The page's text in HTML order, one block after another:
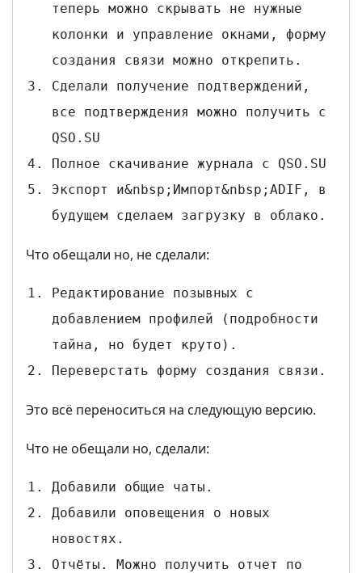
теперь можно скрывать не нужные
колонки и управление окнами, форму
создания связи можно открепить.
Сделали получение подтверждений,
все подтверждения можно получить с
QSO.SU
Полное скачивание журнала с QSO.SU
Экспорт и&nbsp;Импорт&nbsp;ADIF, в
будущем сделаем загрузку в облако.
Что обещали но, не сделали:
Редактирование позывных с
добавлением профилей (подробности
тайна, но будет круто).
Переверстать форму создания связи.
Это всё переноситься на следующую версию.
Что не обещали но, сделали:
Добавили общие чаты.
Добавили оповещения о новых
новостях.
Отчёты. Можно получить отчет по